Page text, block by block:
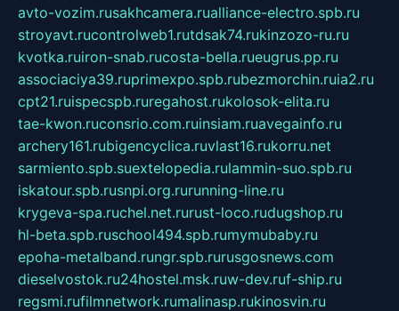
avto-vozim.rusakhcamera.rualliance-electro.spb.ru
stroyavt.rucontrolweb1.rutdsak74.rukinzozo-ru.ru
kvotka.ruiron-snab.rucosta-bella.rueugrus.pp.ru
associaciya39.ruprimexpo.spb.rubezmorchin.ruia2.ru
cpt21.ruispecspb.ruregahost.rukolosok-elita.ru
tae-kwon.ruconsrio.com.ruinsiam.ruavegainfo.ru
archery161.rubigencyclica.ruvlast16.rukorru.net
sarmiento.spb.suextelopedia.rulammin-suo.spb.ru
iskatour.spb.rusnpi.org.rurunning-line.ru
krygeva-spa.ruchel.net.rurust-loco.rudugshop.ru
hl-beta.spb.ruschool494.spb.rumymubaby.ru
epoha-metalband.rungr.spb.rurusgosnews.com
dieselvostok.ru24hostel.msk.ruw-dev.ruf-ship.ru
regsmi.rufilmnetwork.rumalinasp.rukinosvin.ru